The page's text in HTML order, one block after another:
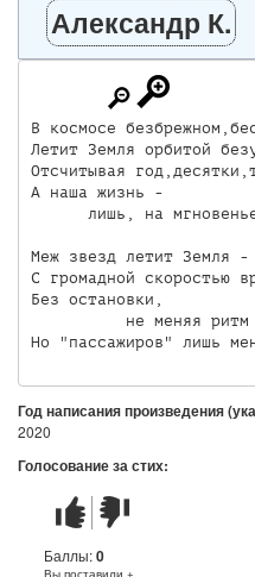
Александр К.
В космосе
Летит Земля орбитой
Отсчитывая
А наша жизнь -
лишь, на
Меж звезд летит Земля -
С громадной скоростью
Без остановки,
не меняя ритм
Но "пассажиров" лишь
Год написания произведения
2020
Голосование за стих:
Стих
понравился
Стих
не
понравился
Баллы:0
Вы поставили +